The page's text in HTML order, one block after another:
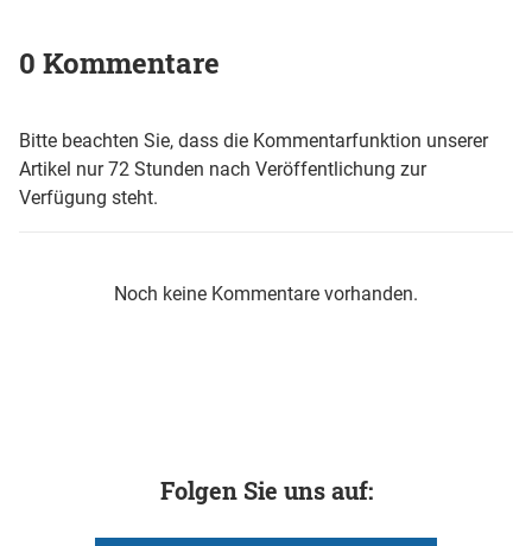
0 Kommentare
Bitte beachten Sie, dass die Kommentarfunktion unserer
Artikel nur 72 Stunden nach Veröffentlichung zur
Verfügung steht.
Noch keine Kommentare vorhanden.
Folgen Sie uns auf: